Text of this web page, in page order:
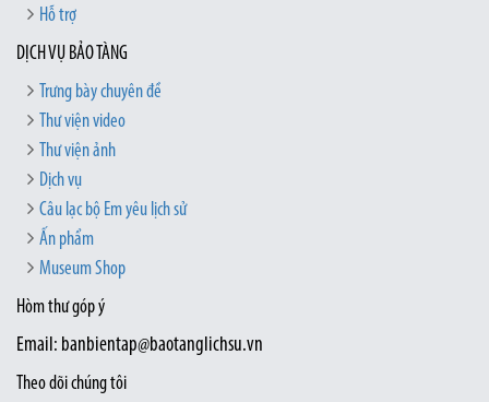
Hỗ trợ
DỊCH VỤ BẢO TÀNG
Trưng bày chuyên đề
Thư viện video
Thư viện ảnh
Dịch vụ
Câu lạc bộ Em yêu lịch sử
Ấn phẩm
Museum Shop
Hòm thư góp ý
Email: banbientap@baotanglichsu.vn
Theo dõi chúng tôi